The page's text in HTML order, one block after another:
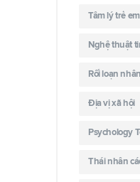
Tâm lý trẻ em
Nghệ thuật
Rối loạn
Địa vị xã hội
Psychology
Thái nhân